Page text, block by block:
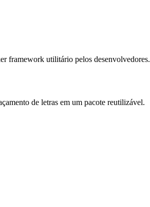
framework utilitário pelos desenvolvedores.
de letras em um pacote reutilizável.